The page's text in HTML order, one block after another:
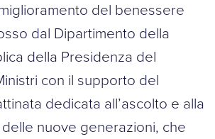
del benessere
dal Dipartimento della
della Presidenza del
con il supporto del
dedicata all’ascolto e alla
nuove generazioni, che